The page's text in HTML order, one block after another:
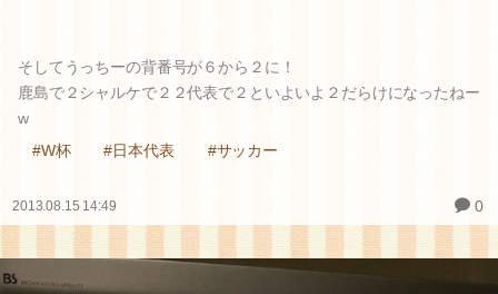
そしてうっちーの背番号が６から２に！
鹿島で２シャルケで２２代表で２といよいよ２だらけになったねー
w
#W杯
#日本代表 #サッカー
2013.08.15 14:49 0